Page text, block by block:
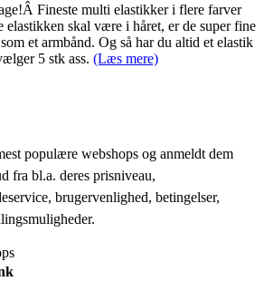
Fineste multi elastikker i flere farver
skal være i håret, er de super fine
et armbånd. Og så har du altid et elastik
5 stk ass. (Læs mere)
populære webshops og anmeldt dem
fra bl.a. deres prisniveau,
brugervenlighed, betingelser,